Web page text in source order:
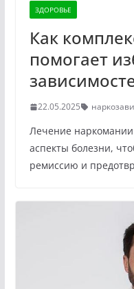
ЗДОРОВЬЕ
Как
помогает
22.05.2025
Лечение
аспекты болезни,
ремиссию и